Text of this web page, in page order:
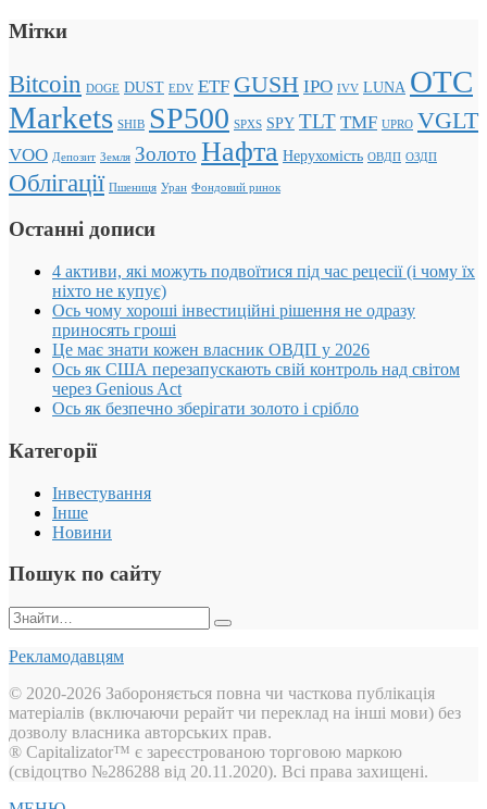
Мітки
Bitcoin DOGE DUST EDV ETF GUSH IPO IVV LUNA OTC
Markets SHIB SP500 SPXS SPY TLT TMF UPRO VGLT
VOO Депозит Земля Золото Нафта Нерухомість ОВДП ОЗДП
Облігації Пшениця Уран Фондовий ринок
Останні дописи
4 активи, які можуть подвоїтися під час рецесії (і чому їх
ніхто не купує)
Ось чому хороші інвестиційні рішення не одразу
приносять гроші
Це має знати кожен власник ОВДП у 2026
Ось як США перезапускають свій контроль над світом
через Genious Act
Ось як безпечно зберігати золото і срібло
Категорії
Інвестування
Інше
Новини
Пошук по сайту
Пошук:
Рекламодавцям
© 2020-2026 Забороняється повна чи часткова публікація
матеріалів (включаючи рерайт чи переклад на інші мови) без
дозволу власника авторських прав.
® Capitalizator™ є зареєстрованою торговою маркою
(свідоцтво №286288 від 20.11.2020). Всі права захищені.